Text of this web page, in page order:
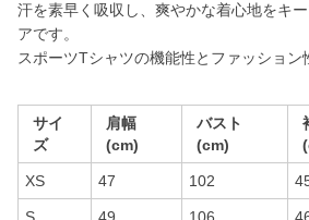
汗を素早く吸収し、爽やかな着心地をキ
アです。
スポーツTシャツの機能性とファッション
サイ
ズ
肩幅
(cm)
バスト
(cm)
XS 47 102